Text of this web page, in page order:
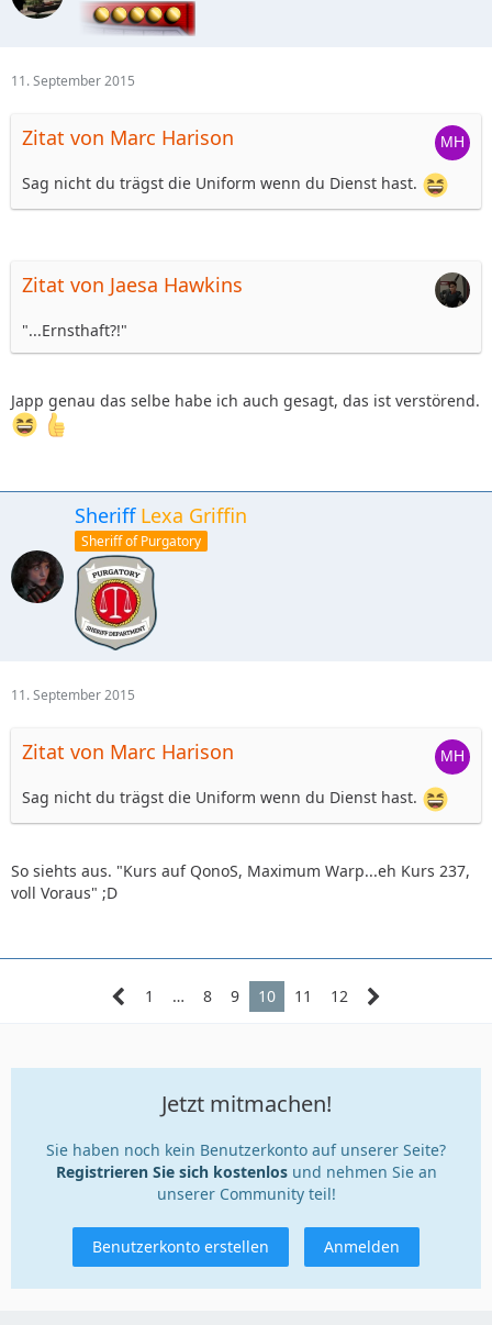
11. September 2015
Zitat von Marc Harison
Sag nicht du trägst die Uniform wenn du Dienst hast.
Zitat von Jaesa Hawkins
"...Ernsthaft?!"
Japp genau das selbe habe ich auch gesagt, das ist verstörend.
Sheriff Lexa Griffin
Sheriff of Purgatory
11. September 2015
Zitat von Marc Harison
Sag nicht du trägst die Uniform wenn du Dienst hast.
So siehts aus. "Kurs auf QonoS, Maximum Warp...eh Kurs 237,
voll Voraus" ;D
1 … 8 9 10 11 12
Jetzt mitmachen!
Sie haben noch kein Benutzerkonto auf unserer Seite?
Registrieren Sie sich kostenlosund nehmen Sie an
unserer Community teil!
Benutzerkonto erstellen Anmelden